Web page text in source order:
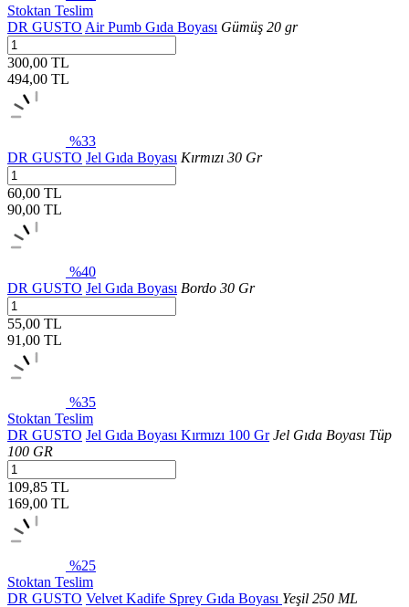
Stoktan Teslim
DR GUSTO Air Pumb Gıda Boyası Gümüş 20 gr
300,00 TL
494,00 TL
%33
DR GUSTO Jel Gıda Boyası Kırmızı 30 Gr
60,00 TL
90,00 TL
%40
DR GUSTO Jel Gıda Boyası Bordo 30 Gr
55,00 TL
91,00 TL
%35
Stoktan Teslim
DR GUSTO Jel Gıda Boyası Kırmızı 100 Gr Jel Gıda Boyası Tüp
100 GR
109,85 TL
169,00 TL
%25
Stoktan Teslim
DR GUSTO Velvet Kadife Sprey Gıda Boyası Yeşil 250 ML